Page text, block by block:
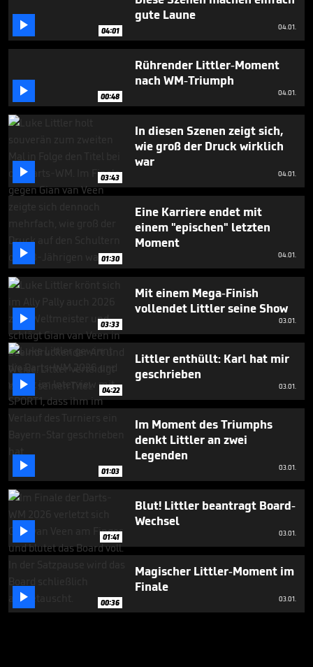
37
seconds
 04:01
gute Laune
04.01.
 00:48
Rührender Littler-Moment
nach WM-Triumph
04.01.
 03:43
In diesen Szenen zeigt sich,
wie groß der Druck wirklich
war
04.01.
 01:30
Eine Karriere endet mit
einem "epischen" letzten
Moment
04.01.
 03:33
Mit einem Mega-Finish
vollendet Littler seine Show
03.01.
 04:22
Littler enthüllt: Karl hat mir
geschrieben
03.01.
 01:03
Im Moment des Triumphs
denkt Littler an zwei
Legenden
03.01.
 01:41
Blut! Littler beantragt Board-
Wechsel
03.01.
 00:36
Magischer Littler-Moment im
Finale
03.01.